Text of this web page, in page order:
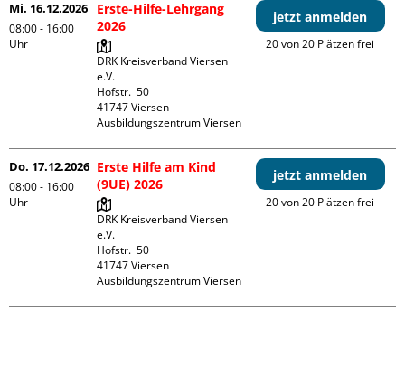
Mi. 16.12.2026
08:00 - 16:00
Uhr
Erste-Hilfe-Lehrgang
2026
DRK Kreisverband Viersen
e.V.
Hofstr.  50
41747 Viersen
Ausbildungszentrum Viersen
jetzt anmelden
20 von 20 Plätzen frei
Do. 17.12.2026
08:00 - 16:00
Uhr
Erste Hilfe am Kind
(9UE) 2026
DRK Kreisverband Viersen
e.V.
Hofstr.  50
41747 Viersen
Ausbildungszentrum Viersen
jetzt anmelden
20 von 20 Plätzen frei